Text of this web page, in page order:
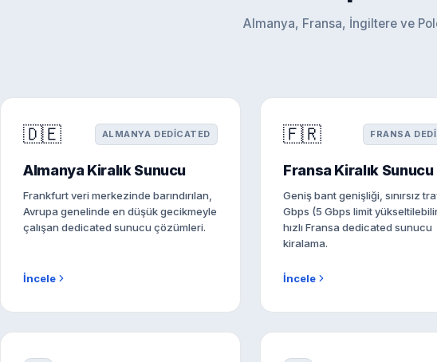
Almanya, Fransa, İngiltere ve
🇩🇪 ALMANYA DEDICATED
Almanya Kiralık Sunucu
Frankfurt veri merkezinde barındırılan,
Avrupa genelinde en düşük gecikmeyle
çalışan dedicated sunucu çözümleri.
İncele
🇫🇷 FRANSA
Fransa Kiralık Sunucu
Geniş bant genişliği, sınırsız
Gbps (5 Gbps limit
hızlı Fransa dedicated sunucu
kiralama.
İncele